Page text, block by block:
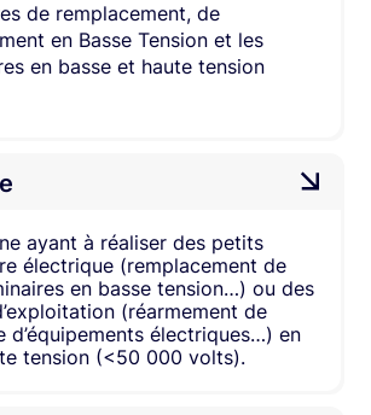
de remplacement, de
en Basse Tension et les
en basse et haute tension
ayant à réaliser des petits
électrique (remplacement de
en basse tension…) ou des
(réarmement de
d’équipements électriques…) en
tension (<50 000 volts).